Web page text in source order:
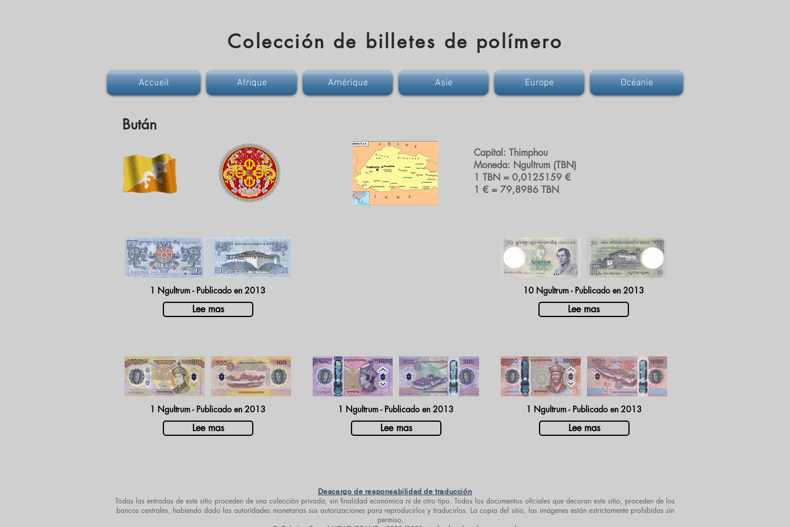
Colección de billetes de polímero
Accueil Afrique Amérique Asie Europe Océanie
Bután
Capital: Thimphou
Moneda: Ngultrum (TBN)
1 TBN = 0,0125159 €
1 € = 79,8986 TBN
1 Ngultrum - Publicado en 2013
Lee mas
10 Ngultrum - Publicado en 2013
Lee mas
1 Ngultrum - Publicado en 2013
Lee mas
1 Ngultrum - Publicado en 2013
Lee mas
1 Ngultrum - Publicado en 2013
Lee mas
Descargo de responsabilidad de traducción
Todas las entradas de este sitio proceden de una colección privada, sin finalidad económica ni de otro tipo. Todos los documentos oficiales que decoran este sitio, proceden de los
bancos centrales, habiendo dado las autoridades monetarias sus autorizaciones para reproducirlos y traducirlos. La copia del sitio, las imágenes están estrictamente prohibidas sin
permiso.